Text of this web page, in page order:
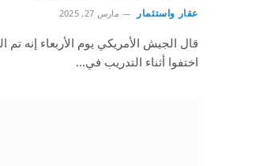
عقار واستثمار مارس 27, 2025
قال الجيش الأمريكي يوم الأربعاء إنه
اختفوا أثناء التدريب في…